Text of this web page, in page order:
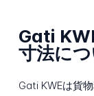
Gati
寸法に
Gati KWEは貨